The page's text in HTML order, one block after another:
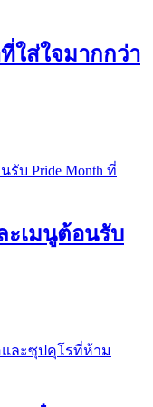
ใส่ใจมากกว่า
เมนูต้อนรับ